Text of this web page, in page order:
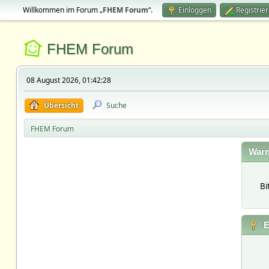
Willkommen im Forum „FHEM Forum“. Einloggen
FHEM Forum
08 August 2026, 01:42:28
Übersicht Suche
FHEM Forum